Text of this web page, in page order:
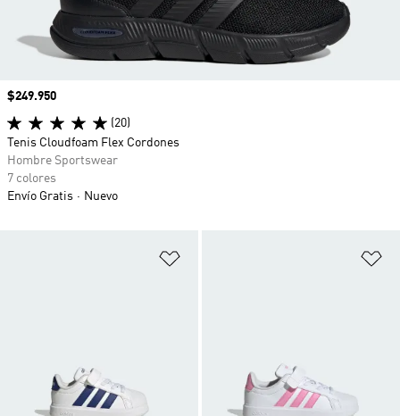
Precio
$249.950
(20)
Tenis Cloudfoam Flex Cordones
Hombre Sportswear
7 colores
Envío Gratis
Nuevo